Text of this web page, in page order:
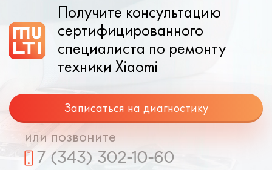
Получите консультацию
сертифицированного
специалиста по ремонту
техники Xiaomi
Записаться на диагностику
или позвоните
7 (343) 302-10-60